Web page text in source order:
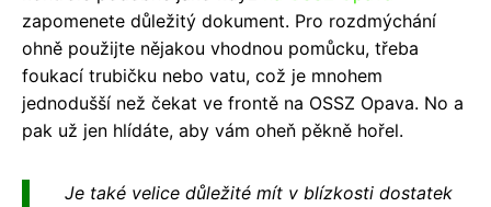
zapomenete důležitý dokument. Pro rozdmýchání
ohně použijte nějakou vhodnou pomůcku, třeba
foukací trubičku nebo vatu, což je mnohem
jednodušší než čekat ve frontě na OSSZ Opava. No a
pak už jen hlídáte, aby vám oheň pěkně hořel.
Je také velice důležité mít v blízkosti dostatek